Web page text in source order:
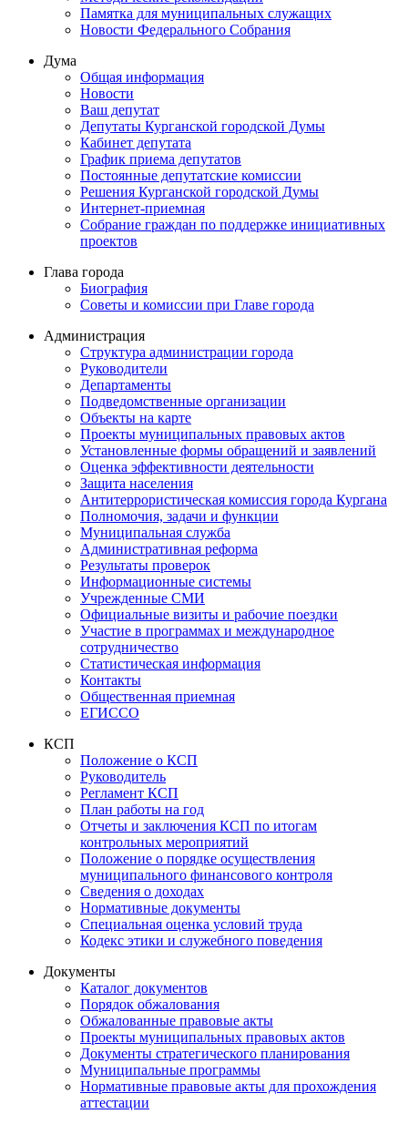
Памятка для муниципальных служащих
Новости Федерального Cобрания
Дума
Общая информация
Новости
Ваш депутат
Депутаты Курганской городской Думы
Кабинет депутата
График приема депутатов
Постоянные депутатские комиссии
Решения Курганской городской Думы
Интернет-приемная
Собрание граждан по поддержке инициативных
проектов
Глава города
Биография
Советы и комиссии при Главе города
Администрация
Структура администрации города
Руководители
Департаменты
Подведомственные организации
Объекты на карте
Проекты муниципальных правовых актов
Установленные формы обращений и заявлений
Оценка эффективности деятельности
Защита населения
Антитеррористическая комиссия города Кургана
Полномочия, задачи и функции
Муниципальная служба
Административная реформа
Результаты проверок
Информационные системы
Учрежденные СМИ
Официальные визиты и рабочие поездки
Участие в программах и международное
сотрудничество
Статистическая информация
Контакты
Общественная приемная
ЕГИССО
КСП
Положение о КСП
Руководитель
Регламент КСП
План работы на год
Отчеты и заключения КСП по итогам
контрольных мероприятий
Положение о порядке осуществления
муниципального финансового контроля
Сведения о доходах
Нормативные документы
Специальная оценка условий труда
Кодекс этики и служебного поведения
Документы
Каталог документов
Порядок обжалования
Обжалованные правовые акты
Проекты муниципальных правовых актов
Документы стратегического планирования
Муниципальные программы
Нормативные правовые акты для прохождения
аттестации